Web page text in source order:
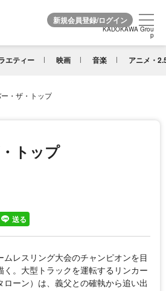
KADOKAWA Grou
p
エティー 映画 音楽 アニメ・
KADOKAWA Grou
p
・ザ・トップ
トップ
送る
レスリング大会のチャンピオンを目
。大型トラックを運転するリンカー
ローン）は、義父との確執から追い出